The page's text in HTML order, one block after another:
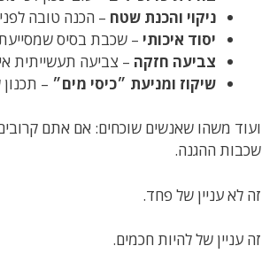
ניקוי והכנת שטח – הכנה טובה
יסוד איכותי – שכבת בסיס שמסייעת
צביעה חזקה – צביעה תעשייתית
שיקוז ומניעת ״כיסי מים״ –
ועוד משהו שאנשים שוכחים: אם אתם
שכבות ההגנה.
זה לא עניין של פחד.
זה עניין של להיות חכמים.